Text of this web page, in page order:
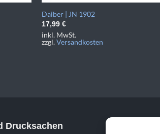
Daiber | JN 1902
17,99 €
inkl. MwSt.
zzgl.Versandkosten
Drucksachen